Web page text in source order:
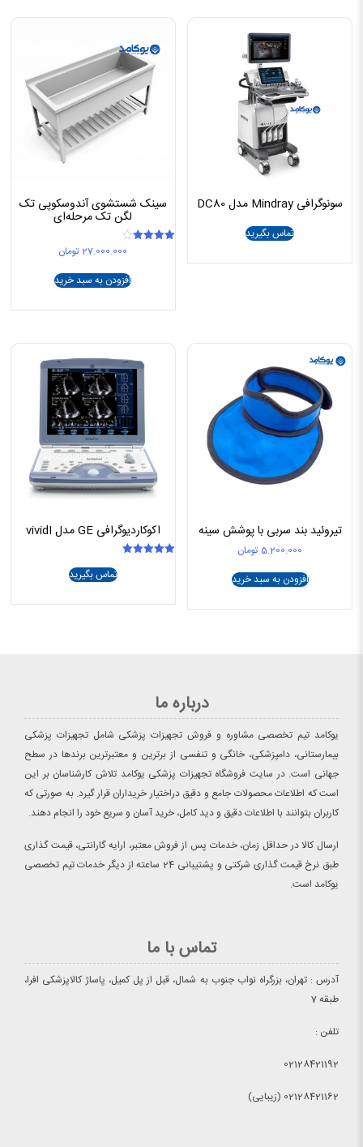
سونوگرافی Mindray مدل DC80
تماس بگیرید
سینک شستشوی آندوسکوپی تک
لگن تک مرحله‌ای
27.000.000 تومان
افزودن به سبد خرید
تیروئید بند سربی با پوشش سینه
5.200.000 تومان
افزودن به سبد خرید
اکوکاردیوگرافی GE مدل vividI
تماس بگیرید
درباره ما
یوکامد تیم تخصصی مشاوره و فروش تجهیزات پزشکی شامل تجهیزات پزشکی
بیمارستانی، دامپزشکی، خانگی و تنفسی از برترین و معتبرترین برندها در سطح
جهانی است. در سایت فروشگاه تجهیزات پزشکی یوکامد تلاش کارشناسان بر این
است که اطلاعات محصولات جامع و دقیق دراختیار خریداران قرار گیرد. به صورتی که
کاربران بتوانند با اطلاعات دقیق و دید کامل، خرید آسان و سریع خود را انجام دهند.
ارسال کالا در حداقل زمان، خدمات پس از فروش معتبر، ارایه گارانتی، قیمت گذاری
طبق نرخ قیمت گذاری شرکتی و پشتیبانی 24 ساعته از دیگر خدمات تیم تخصصی
یوکامد است.
تماس با ما
آدرس : تهران، بزرگراه نواب جنوب به شمال، قبل از پل کمیل، پاساژ کالاپزشکی افرا،
طبقه 7
تلفن :
02128421192
02128421162 (زیبایی)